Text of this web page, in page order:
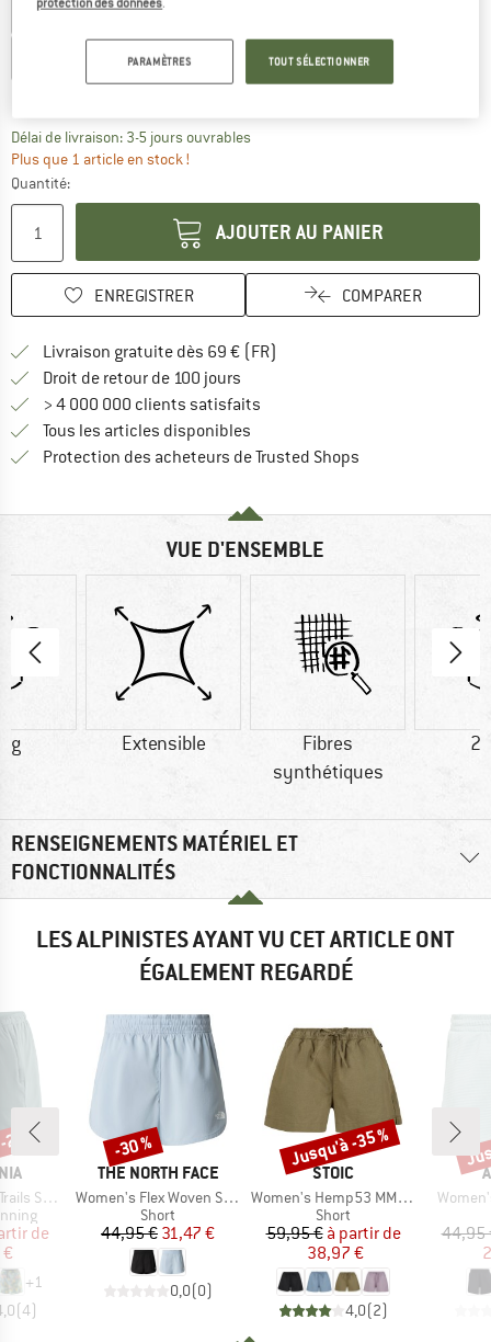
S - Length: 3''
XL - Length: 3'' XXL - Length: 3''
Délai de livraison: 3-5 jours ouvrablesLe lien s'ouvre dans une boîte
Plus que 1 article en stock !
Quantité:
AJOUTER AU PANIER
ENREGISTRER COMPARER
Livraison gratuite dès 69 € (FR)
Droit de retour de 100 jours
> 4 000 000 clients satisfaits
Tous les articles disponibles
Protection des acheteurs de Trusted Shops
VUE D'ENSEMBLE
g Extensible
Fibres
synthétiques
RENSEIGNEMENTS MATÉRIEL ET
FONCTIONNALITÉS
LES ALPINISTES AYANT VU CET ARTICLE ONT
ÉGALEMENT REGARDÉ
5,5''
réduit
de
+1
(4)
%
MARQUE
THE NORTH FACE
Article
Women's Flex Woven Short 3''
Product group
Short
Prix
44,95 €Prix réduit
31,47 €
0,0(0)
Remise
-30 %
MARQUE
STOIC
Article
Women's Hemp53 MMXX.Ljungby Shorts
Product group
Short
Prix
59,95 € Prix réduit
à partir de
38,97 €
4,0(2)
Remise
Jusqu'à -35 %
Article
44,95
PARAMÈTRES TOUT SÉLECTIONNER